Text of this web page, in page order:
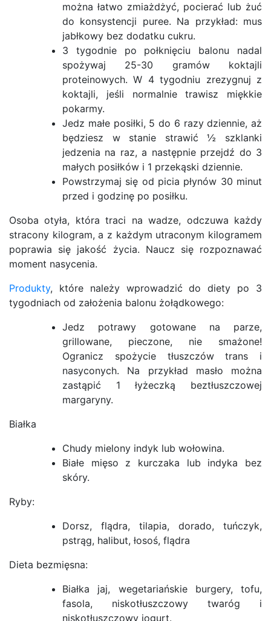
można łatwo zmiażdżyć, pocierać lub żuć
do konsystencji puree. Na przykład: mus
jabłkowy bez dodatku cukru.
3 tygodnie po połknięciu balonu nadal
spożywaj 25-30 gramów koktajli
proteinowych. W 4 tygodniu zrezygnuj z
koktajli, jeśli normalnie trawisz miękkie
pokarmy.
Jedz małe posiłki, 5 do 6 razy dziennie, aż
będziesz w stanie strawić ½ szklanki
jedzenia na raz, a następnie przejdź do 3
małych posiłków i 1 przekąski dziennie.
Powstrzymaj się od picia płynów 30 minut
przed i godzinę po posiłku.
Osoba otyła, która traci na wadze, odczuwa każdy
stracony kilogram, a z każdym utraconym kilogramem
poprawia się jakość życia. Naucz się rozpoznawać
moment nasycenia.
Produkty, które należy wprowadzić do diety po 3
tygodniach od założenia balonu żołądkowego:
Jedz potrawy gotowane na parze,
grillowane, pieczone, nie smażone!
Ogranicz spożycie tłuszczów trans i
nasyconych. Na przykład masło można
zastąpić 1 łyżeczką beztłuszczowej
margaryny.
Białka
Chudy mielony indyk lub wołowina.
Białe mięso z kurczaka lub indyka bez
skóry.
Ryby:
Dorsz, flądra, tilapia, dorado, tuńczyk,
pstrąg, halibut, łosoś, flądra
Dieta bezmięsna:
Białka jaj, wegetariańskie burgery, tofu,
fasola, niskotłuszczowy twaróg i
niskotłuszczowy jogurt.